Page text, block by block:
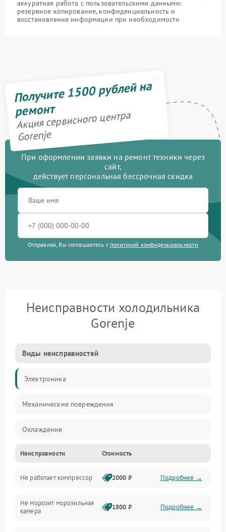
аккуратная работа с пользовательскими данными:
резервное копирование, конфиденциальность и
восстановление информации при необходимости
Получите 1500 рублей на
ремонт
Акция сервисного центра
Gorenje
При оформлении заявки на ремонт техники через
сайт,
действует персональная бессрочная скидка
Отправляя, Вы соглашаетесь с политикой конфиденциальности
Неисправности холодильника
Gorenje
Виды неисправностей
Электроника
Механические повреждения
Охлаждение
Механика
Электропитание
Дренаж
Неисправности Стоимость
Не работает компрессор 2000 ₽ Подробнее →
Не морозит морозильная
камера
1800 ₽ Подробнее →